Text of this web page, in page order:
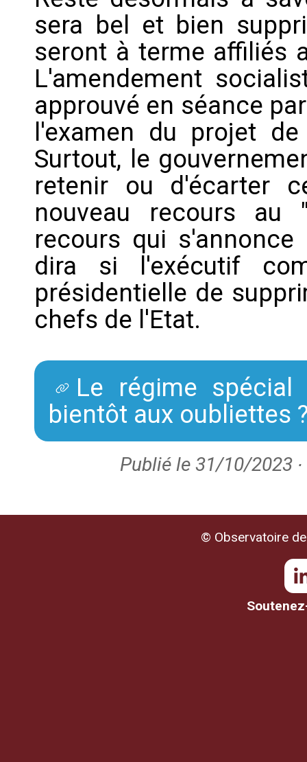
sera bel et bien
seront à terme affiliés
L'amendement
approuvé en séance
l'examen du projet
Surtout, le
retenir ou d'écarter
nouveau recours au
recours qui
dira si l'exécutif
présidentielle de
chefs de l'Etat.
Le régime
bientôt aux oubliettes
Publié le 31/10/2023
© Observatoire